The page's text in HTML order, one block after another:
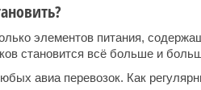
элементов питания,
становится всё больше и
авиа перевозок. Как